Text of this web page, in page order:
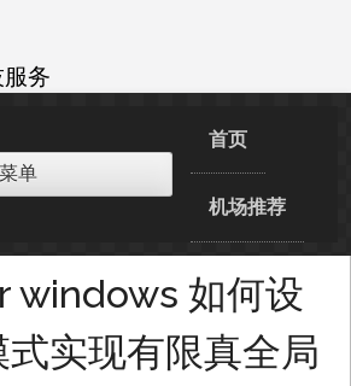
务
单
首页
机场推荐
windows 如何设
实现有限真全局